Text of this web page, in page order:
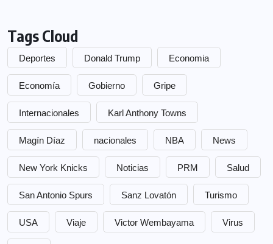
Tags Cloud
Deportes Donald Trump Economia
Economía Gobierno Gripe
Internacionales Karl Anthony Towns
Magín Díaz nacionales NBA News
New York Knicks Noticias PRM Salud
San Antonio Spurs Sanz Lovatón Turismo
USA Viaje Victor Wembayama Virus